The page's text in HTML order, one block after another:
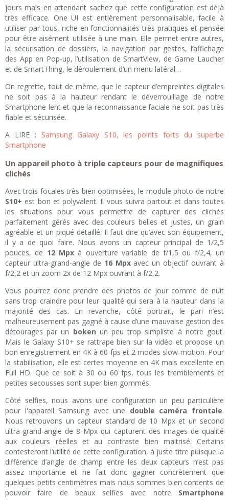
jours mais en attendant sachez que cette configuration est déjà
très efficace. One UI est entièrement personnalisable, facile à
utiliser par tous, riche en fonctionnalités très pratiques et pensée
pour être aisément utilisée à une main. Elle permet entre autres,
la sécurisation de dossiers, la navigation par gestes, l’affichage
des App en Pop-up, l’utilisation de SmartView, de Game Laucher
et de SmartThing, le déroulement d’un menu latéral…
On regrette, tout de même, que le capteur d’empreintes digitales
ne soit pas à la hauteur rendant le déverrouillage de notre
Smartphone lent et que la reconnaissance faciale ne soit pas très
fiable et sécurisée.
A LIRE : Samsung Galaxy S10, les points forts du superbe
Smartphone
Un appareil photo à triple capteurs pour de magnifiques
clichés
Avec trois focales très bien optimisées, le module photo de notre
S10+ est bon et polyvalent. Il vous suivra partout et dans toutes
les situations pour vous permettre de capturer des clichés
parfaitement gérés avec des couleurs belles et justes, un grain
agréable et un piqué détaillé. Il faut dire qu’avec son équipement,
il y a de quoi faire. Nous avons un capteur principal de 1/2,5
pouces, de 12 Mpx à ouverture variable de f/1,5 ou f/2,4, un
capteur ultra-grand-angle de 16 Mpxavec un objectif ouvrant à
f/2,2 et un zoom 2x de 12 Mpx ouvrant à f/2,2.
Vous pourrez donc prendre des photos de jour comme de nuit
sans trop craindre pour leur qualité qui sera à la hauteur dans la
majorité des cas. En revanche, côté portrait, le pari n’est
malheureusement pas gagné à cause d’une mauvaise gestion des
détourages par un boken un peu trop simpliste à notre gout.
Mais le Galaxy S10+ se rattrape bien sur la vidéo et propose un
bon enregistrement en 4K à 60 fps et 2 modes slow-motion. Pour
la stabilisation, elle est certes moyenne en 4K mais excellente en
Full HD. Que ce soit à 30 ou 60 fps, tous les tremblements et
petites secousses sont super bien gommés.
Côté selfies, nous avons une configuration un peu particulière
pour l'appareil Samsung avec une double caméra frontale.
Nous retrouvons un capteur standard de 10 Mpx et un second
ultra-grand-angle de 8 Mpx qui capturent des images de qualité
aux couleurs réelles et au contraste bien maitrisé. Certains
contesteront l’utilité de cette configuration, à juste titre puisque la
différence d’angle de champ entre les deux capteurs n’est pas
assez importante et ne fait donc gagner concrètement que
quelques petits centimètres mais nous sommes bien contents de
pouvoir faire de beaux selfies avec notre Smartphone